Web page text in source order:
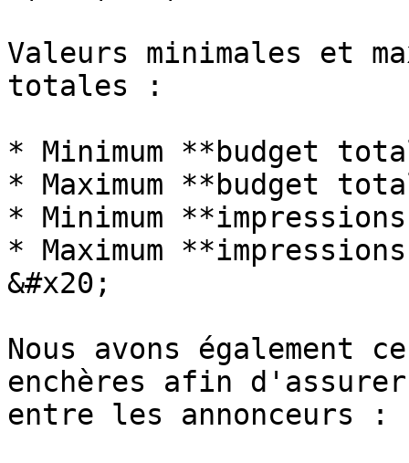
Valeurs minimales et
totales :
* Minimum **budget
* Maximum **budget
* Minimum
* Maximum
&#x20;
Nous avons
enchères afin
entre les annonceurs :